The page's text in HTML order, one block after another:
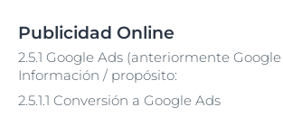
Publicidad Online
2.5.1 Google Ads (anteriormente
Información / propósito:
2.5.1.1 Conversión a Google Ads